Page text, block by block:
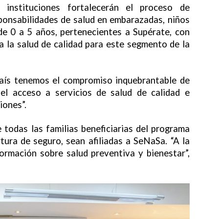
instituciones fortalecerán el proceso de
de salud en embarazadas, niños
0 a 5 años, pertenecientes a Supérate, con
salud de calidad para este segmento de la
tenemos el compromiso inquebrantable de
acceso a servicios de salud de calidad e
todas las familias beneficiarias del programa
de seguro, sean afiliadas a SeNaSa. “A la
sobre salud preventiva y bienestar”,